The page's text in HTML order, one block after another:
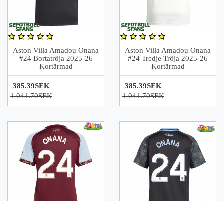
Aston Villa Amadou Onana
#24 Bortatröja 2025-26
Kortärmad
385.39SEK
1 041.70SEK
Aston Villa Amadou Onana
#24 Tredje Tröja 2025-26
Kortärmad
385.39SEK
1 041.70SEK